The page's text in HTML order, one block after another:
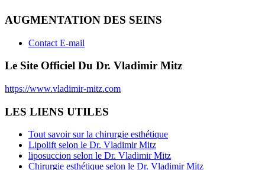
AUGMENTATION DES SEINS
Contact E-mail
Le Site Officiel Du Dr. Vladimir Mitz
https://www.vladimir-mitz.com
LES LIENS UTILES
Tout savoir sur la chirurgie esthétique
Lipolift selon le Dr. Vladimir Mitz
liposuccion selon le Dr. Vladimir Mitz
Chirurgie esthétique selon le Dr. Vladimir Mitz